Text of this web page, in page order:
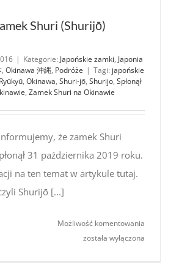
Shuri (Shurijō)
| Kategorie: Japońskie zamki, Japonia
, Okinawa 沖縄, Podróże | Tagi: japońskie
, Okinawa, Shuri-jō, Shurijo, Spłonął
, Zamek Shuri na Okinawie
że zamek Shuri
31 października 2019 roku.
na ten temat w artykule tutaj.
Shurijō [...]
Możliwość komentowania
została wyłączona